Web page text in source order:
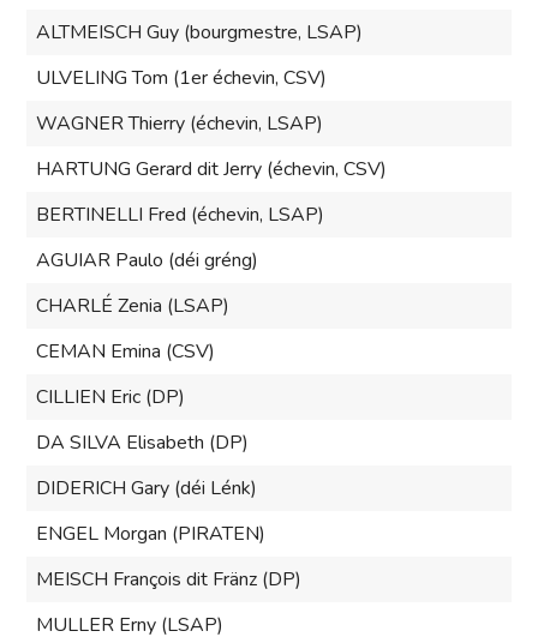
ALTMEISCH Guy (bourgmestre, LSAP)
ULVELING Tom (1er échevin, CSV)
WAGNER Thierry (échevin, LSAP)
HARTUNG Gerard dit Jerry (échevin, CSV)
BERTINELLI Fred (échevin, LSAP)
AGUIAR Paulo (déi gréng)
CHARLÉ Zenia (LSAP)
CEMAN Emina (CSV)
CILLIEN Eric (DP)
DA SILVA Elisabeth (DP)
DIDERICH Gary (déi Lénk)
ENGEL Morgan (PIRATEN)
MEISCH François dit Fränz (DP)
MULLER Erny (LSAP)